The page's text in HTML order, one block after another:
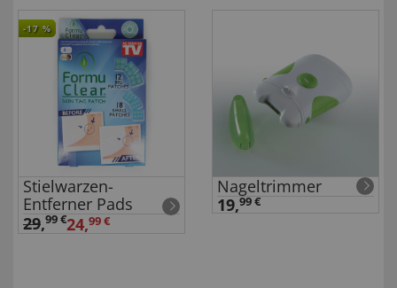
-17 %
Stielwarzen-
Entferner Pads
29,99 €24,99 €
Nageltrimmer
19,99 €